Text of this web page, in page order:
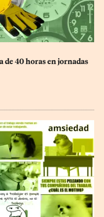
de 40 horas en jornadas